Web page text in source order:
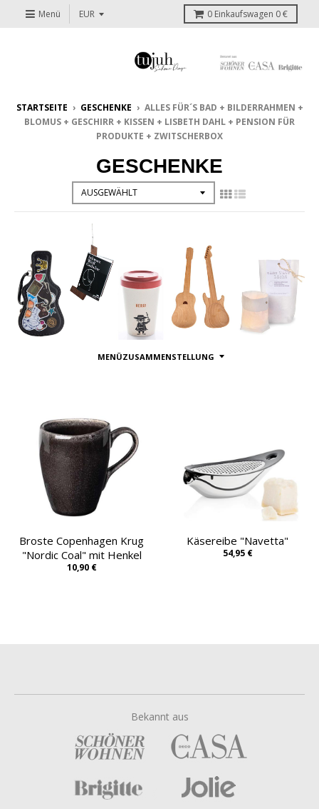
Menü 0 Einkaufswagen 0 €
STARTSEITE › GESCHENKE › ALLES FÜR´S BAD + BILDERRAHMEN +
BLOMUS + GESCHIRR + KISSEN + LISBETH DAHL + PENSION FÜR
PRODUKTE + ZWITSCHERBOX
GESCHENKE
MENÜZUSAMMENSTELLUNG
Broste Copenhagen Krug
"Nordic Coal" mit Henkel
10,90 €
Käsereibe "Navetta"
54,95 €
Bekannt aus